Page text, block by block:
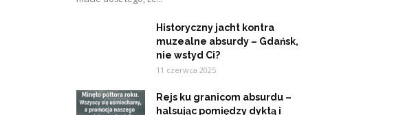
Historyczny jacht kontra
muzealne absurdy – Gdańsk,
nie wstyd Ci?
11 czerwca 2025
Rejs ku granicom absurdu –
halsując pomiędzy dyktą i